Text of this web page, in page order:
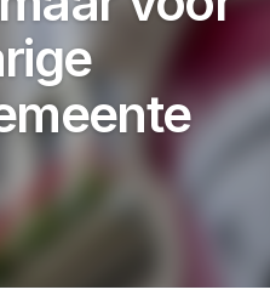
Holland
Regio
by WP Anti-Hacker